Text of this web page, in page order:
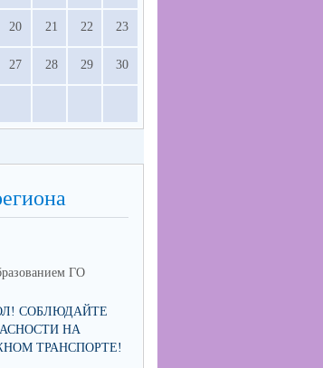
20 21 22 23
27 28 29 30
ГО
СОБЛЮДАЙТЕ
НА
ТРАНСПОРТЕ!